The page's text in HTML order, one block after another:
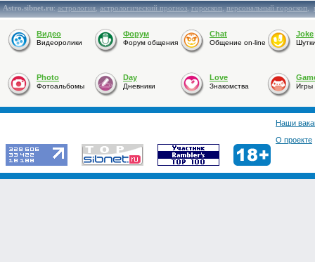
Astro.sibnet.ru:астрология,астрологический прогноз,гороскоп,персональный гороскоп,
Видео
Видеоролики
Форум
Форум общения
Chat
Общение on-line
Joke
Photo
Фотоальбомы
Day
Дневники
Love
Знакомства Игры
Наши
О проекте